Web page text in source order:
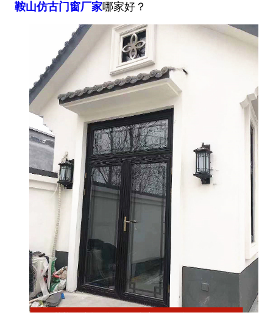
鞍山仿古门窗厂家哪家好？